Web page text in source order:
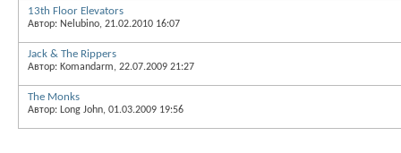
13th Floor Elevators
Автор: Nelubino, 21.02.2010 16:07
Jack & The Rippers
Автор: Komandarm, 22.07.2009 21:27
The Monks
Автор: Long John, 01.03.2009 19:56